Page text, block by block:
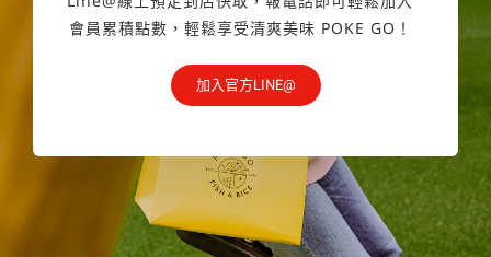
會員累積點數，輕鬆享受清爽美味 POKE GO！
加入官方LINE@